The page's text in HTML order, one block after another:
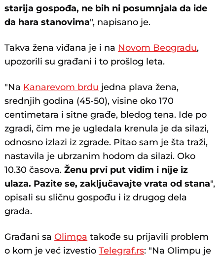
starija gospođa, ne bih ni posumnjala da ide
da hara stanovima", napisano je.
Takva žena viđana je i na Novom Beogradu,
upozorili su građani i to prošlog leta.
"Na Kanarevom brdu jedna plava žena,
srednjih godina (45-50), visine oko 170
centimetara i sitne građe, bledog tena. Ide po
zgradi, čim me je ugledala krenula je da silazi,
odnosno izlazi iz zgrade. Pitao sam je šta traži,
nastavila je ubrzanim hodom da silazi. Oko
10.30 časova. Ženu prvi put vidim i nije iz
ulaza. Pazite se, zaključavajte vrata od stana",
opisali su sličnu gospođu i iz drugog dela
grada.
Građani saOlimpa takođe su prijavili problem
o kom je već izvestioTelegraf.rs: "Na Olimpu je